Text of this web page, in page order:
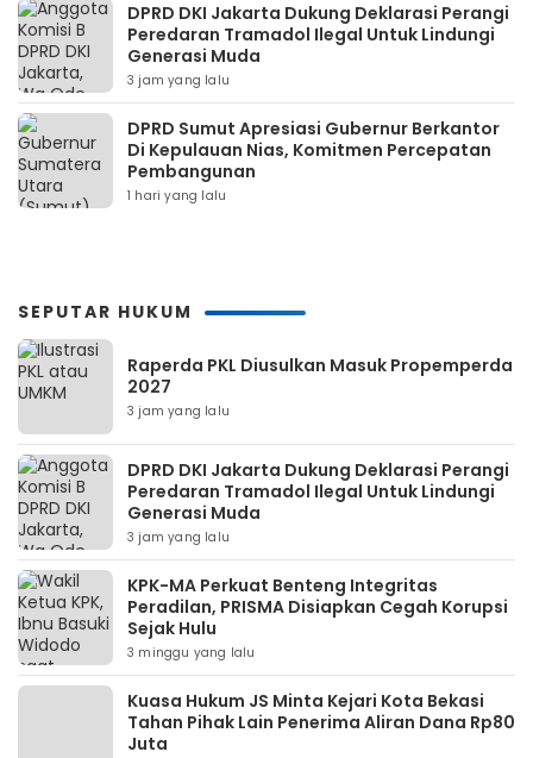
DPRD DKI Jakarta Dukung Deklarasi Perangi
Peredaran Tramadol Ilegal Untuk Lindungi
Generasi Muda
3 jam yang lalu
DPRD Sumut Apresiasi Gubernur Berkantor
Di Kepulauan Nias, Komitmen Percepatan
Pembangunan
1 hari yang lalu
SEPUTAR HUKUM
Raperda PKL Diusulkan Masuk Propemperda
2027
3 jam yang lalu
DPRD DKI Jakarta Dukung Deklarasi Perangi
Peredaran Tramadol Ilegal Untuk Lindungi
Generasi Muda
3 jam yang lalu
KPK-MA Perkuat Benteng Integritas
Peradilan, PRISMA Disiapkan Cegah Korupsi
Sejak Hulu
3 minggu yang lalu
Kuasa Hukum JS Minta Kejari Kota Bekasi
Tahan Pihak Lain Penerima Aliran Dana Rp80
Juta